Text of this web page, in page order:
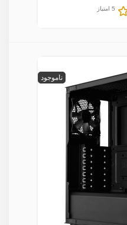
5 امتیاز
ناموجود